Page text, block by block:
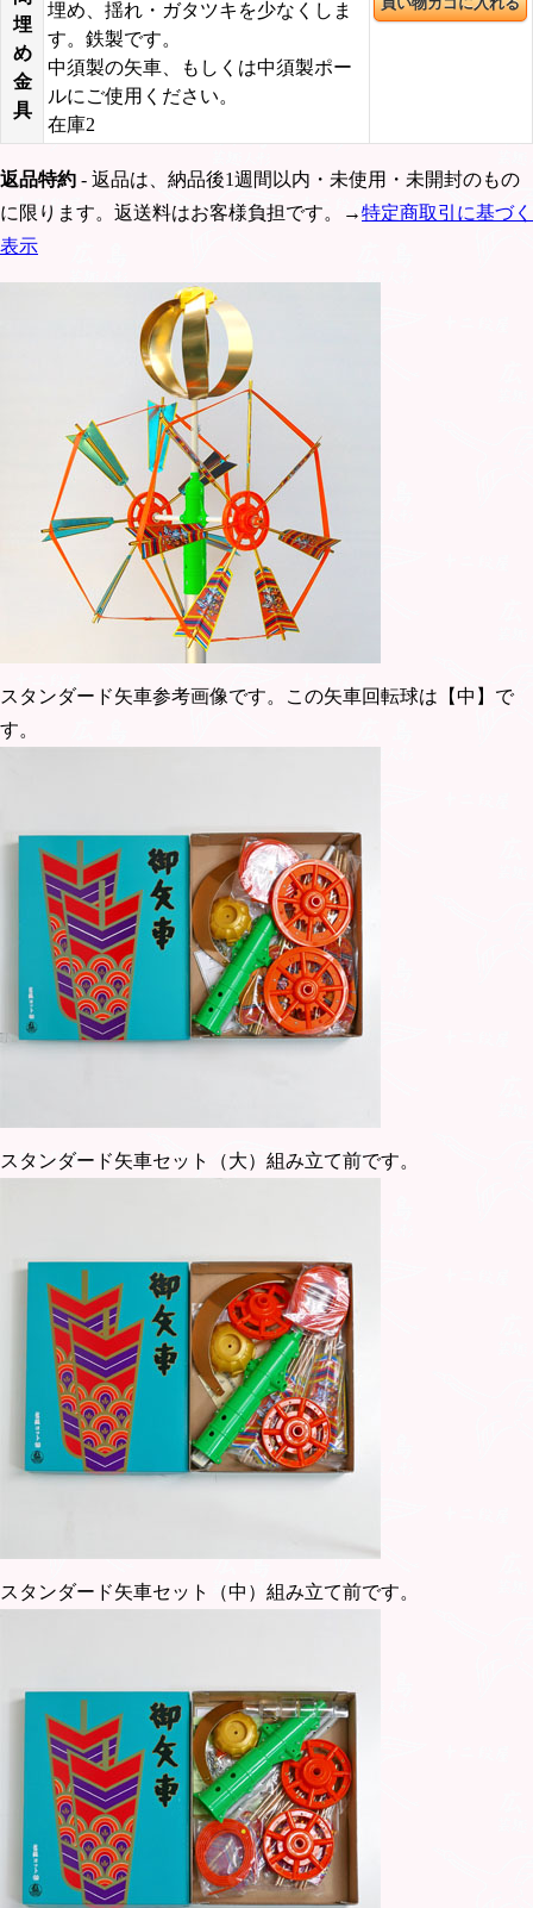
埋
め
金
具
埋め、揺れ・ガタツキを少なくしま
す。鉄製です。
中須製の矢車、もしくは中須製ポー
ルにご使用ください。
在庫2
返品特約 - 返品は、納品後1週間以内・未使用・未開封のもの
に限ります。返送料はお客様負担です。→特定商取引に基づく
表示
スタンダード矢車参考画像です。この矢車回転球は【中】で
す。
スタンダード矢車セット（大）組み立て前です。
スタンダード矢車セット（中）組み立て前です。